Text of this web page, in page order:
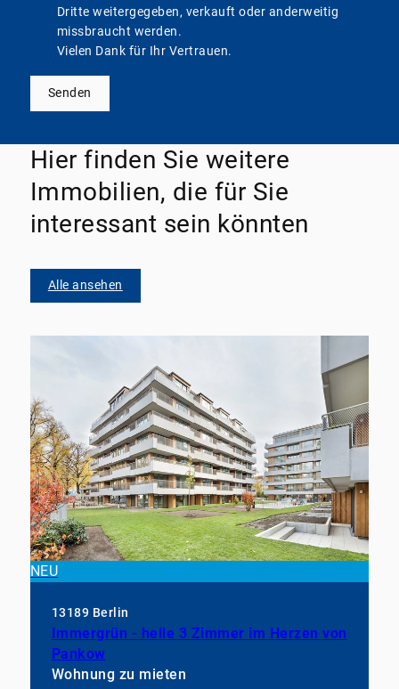
Dritte weitergegeben, verkauft oder anderweitig
missbraucht werden.
Vielen Dank für Ihr Vertrauen.
Senden
Hier finden Sie weitere
Immobilien, die für Sie
interessant sein könnten
Alle ansehen
NEU
13189 Berlin
Immergrün - helle 3 Zimmer im Herzen von
Pankow
Wohnung zu mieten